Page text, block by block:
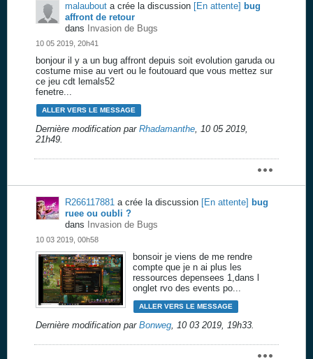
malaubout a crée la discussion [En attente] bug
affront de retour
dans
Invasion de Bugs
10 05 2019, 20h41
bonjour il y a un bug affront depuis soit evolution garuda ou
costume mise au vert ou le foutouard que vous mettez sur
ce jeu cdt lemals52
fenetre...
ALLER VERS LE MESSAGE
Dernière modification par Rhadamanthe, 10 05 2019,
21h49.
R266117881 a crée la discussion [En attente] bug
ruee ou oubli ?
dans
Invasion de Bugs
10 03 2019, 00h58
bonsoir je viens de me rendre
compte que je n ai plus les
ressources depensees 1,dans l
onglet rvo des events po...
ALLER VERS LE MESSAGE
Dernière modification par Bonweg, 10 03 2019, 19h33.